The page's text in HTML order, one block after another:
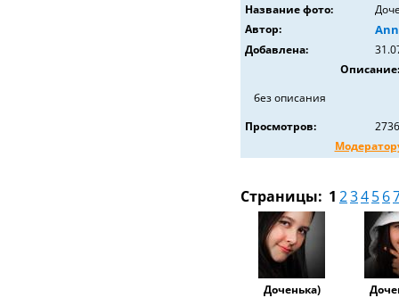
Название фото:
Автор:
Добавлена:
Описание:
без описания
Просмотров:
2736
Страницы: 1 23456
Доченька)